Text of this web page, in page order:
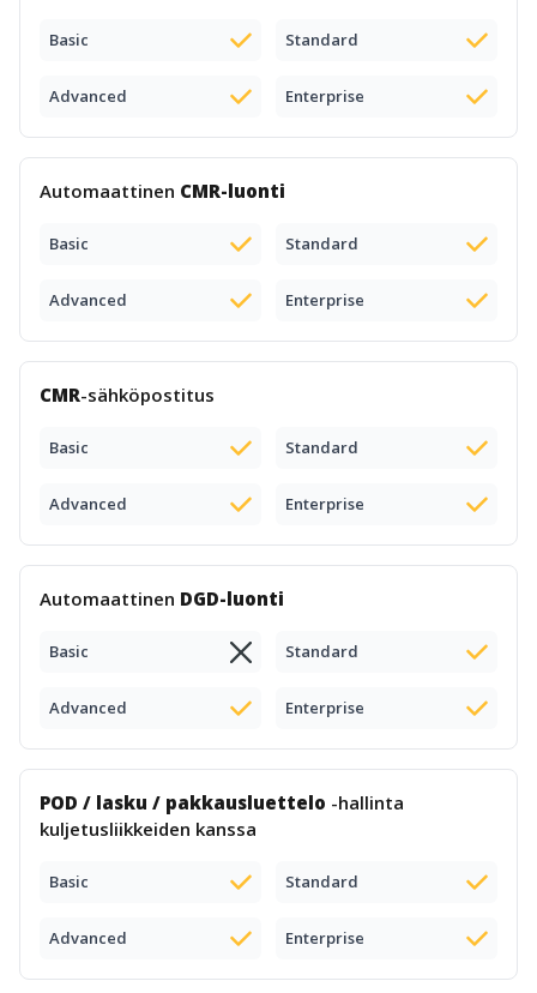
Basic Standard
Advanced Enterprise
Automaattinen CMR-luonti
Basic Standard
Advanced Enterprise
CMR-sähköpostitus
Basic Standard
Advanced Enterprise
Automaattinen DGD-luonti
Basic Standard
Advanced Enterprise
POD / lasku / pakkausluettelo -hallinta
kuljetusliikkeiden kanssa
Basic Standard
Advanced Enterprise